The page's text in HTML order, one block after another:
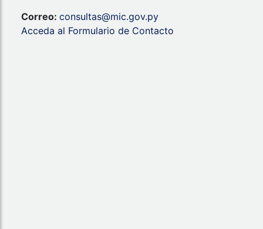
Correo: consultas@mic.gov.py
Acceda al Formulario de Contacto